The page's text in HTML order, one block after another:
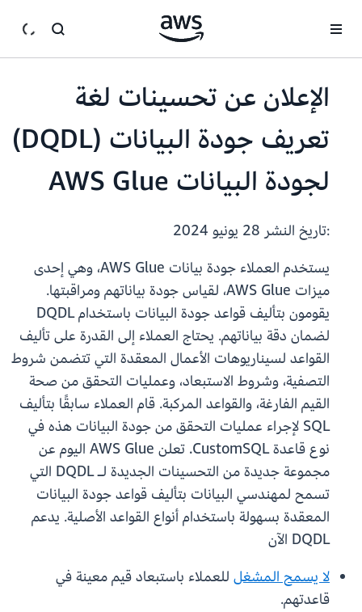
الإعلان عن تحسينات لغة
تعريف جودة البيانات (DQDL)
لجودة البيانات AWS Glue
:تاريخ النشر
يستخدم العملاء جودة بيانات AWS Glue، وهي إحدى
ميزات AWS Glue، لقياس جودة بياناتهم ومراقبتها.
يقومون بتأليف قواعد جودة البيانات باستخدام DQDL
لضمان دقة بياناتهم. يحتاج العملاء إلى القدرة على تأليف
القواعد لسيناريوهات الأعمال المعقدة التي تتضمن شروط
التصفية، وشروط الاستبعاد، وعمليات التحقق من صحة
القيم الفارغة، والقواعد المركبة. قام العملاء سابقًا بتأليف
SQL لإجراء عمليات التحقق من جودة البيانات هذه في
نوع قاعدة CustomSQL. تعلن AWS Glue اليوم عن
مجموعة جديدة من التحسينات الجديدة لـ DQDL التي
تسمح لمهندسي البيانات بتأليف قواعد جودة البيانات
المعقدة بسهولة باستخدام أنواع القواعد الأصلية. يدعم
DQDL الآن
لا يسمح المشغل للعملاء باستبعاد قيم معينة في
قاعدتهم.